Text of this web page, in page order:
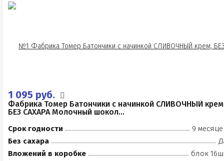
1 095 руб.
Фабрика Томер Батончики с начинкой СЛИВОЧНЫЙ
БЕЗ САХАРА Молочный шокол...
Срок годности
9
Без сахара
Вложений в коробке
блок